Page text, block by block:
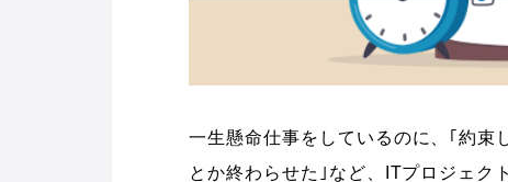
一生懸命仕事をしているのに、｢約束
とか終わらせた｣など、ITプロジェク